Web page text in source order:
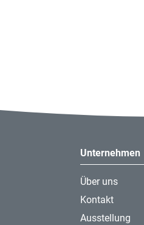
häuslichen
DVGW in
verchromt
Unternehmen
Über uns
Kontakt
Ausstellung